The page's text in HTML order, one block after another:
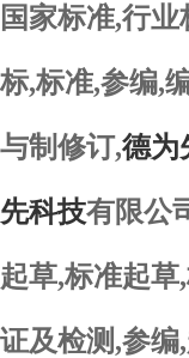
国家标准,行
标,标准,参编,
与制修订,德为
先科技有限公
起草,标准起
证及检测,参编